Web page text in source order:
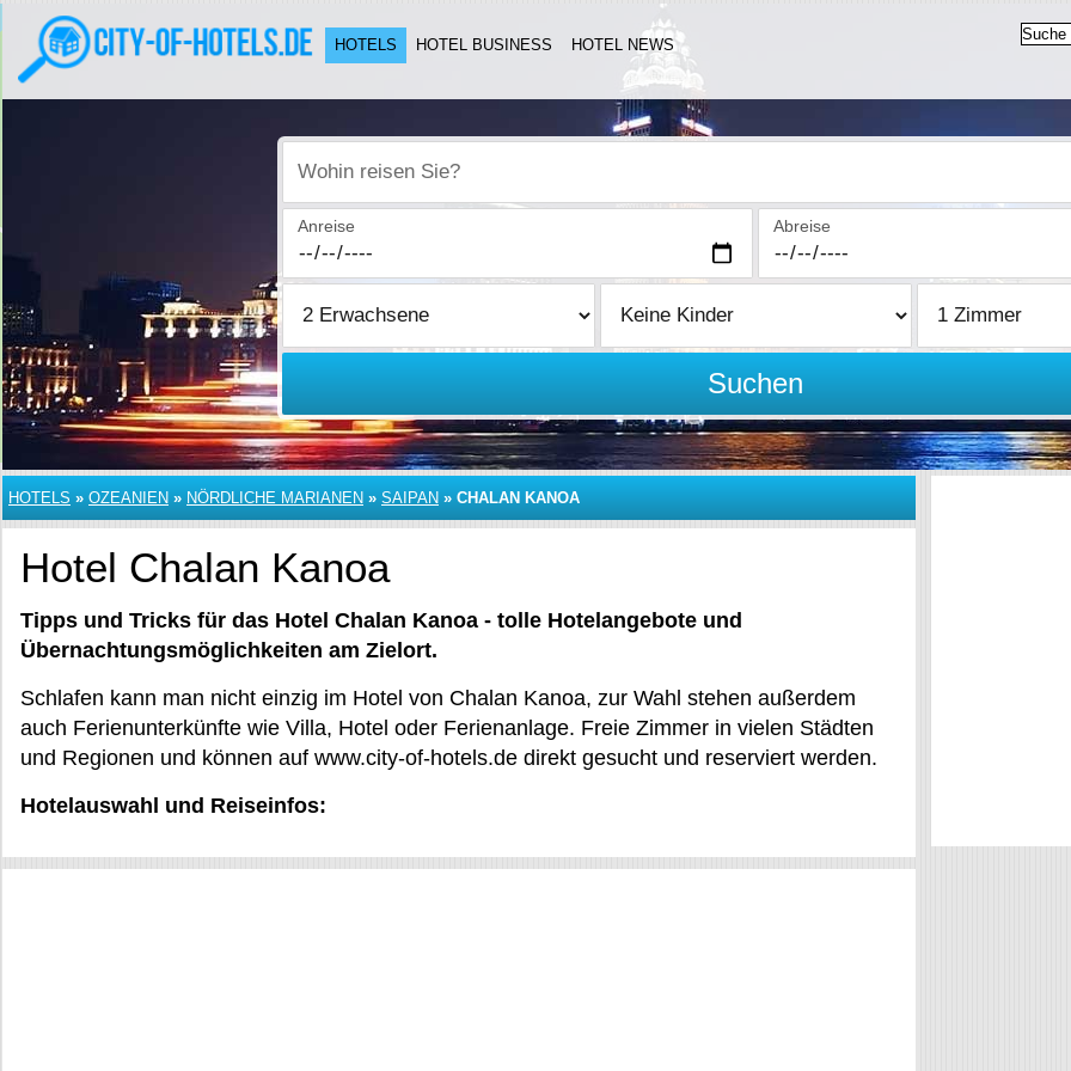
HOTELS HOTEL BUSINESS HOTEL NEWS
Wohin reisen Sie?
Anreise Abreise
Suchen
HOTELS » OZEANIEN » NÖRDLICHE MARIANEN » SAIPAN » CHALAN KANOA
Hotel Chalan Kanoa
Tipps und Tricks für das Hotel Chalan Kanoa - tolle Hotelangebote und
Übernachtungsmöglichkeiten am Zielort.
Schlafen kann man nicht einzig im Hotel von Chalan Kanoa, zur Wahl stehen außerdem
auch Ferienunterkünfte wie Villa, Hotel oder Ferienanlage. Freie Zimmer in vielen Städten
und Regionen und können auf www.city-of-hotels.de direkt gesucht und reserviert werden.
Hotelauswahl und Reiseinfos: